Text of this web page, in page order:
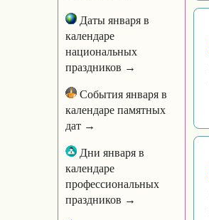
Даты января в
календаре
национальных
праздников →
События января в
календаре памятных
дат →
Дни января в
календаре
профессиональных
праздников →